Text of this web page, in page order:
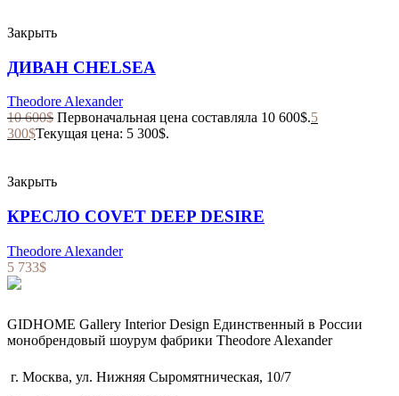
Закрыть
ДИВАН CHELSEA
Theodore Alexander
10 600$ Первоначальная цена составляла 10 600$.5
300$Текущая цена: 5 300$.
Закрыть
КРЕСЛО COVET DEEP DESIRE
Theodore Alexander
5 733$
GIDHOME Gallery Interior Design Единственный в России
монобрендовый шоурум фабрики Theodore Alexander
г. Москва, ул. Нижняя Сыромятническая, 10/7